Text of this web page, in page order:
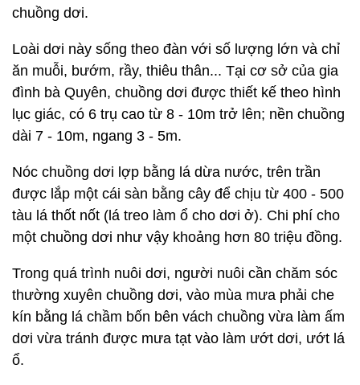
chuồng dơi.
Loài dơi này sống theo đàn với số lượng lớn và chỉ
ăn muỗi, bướm, rầy, thiêu thân... Tại cơ sở của gia
đình bà Quyên, chuồng dơi được thiết kế theo hình
lục giác, có 6 trụ cao từ 8 - 10m trở lên; nền chuồng
dài 7 - 10m, ngang 3 - 5m.
Nóc chuồng dơi lợp bằng lá dừa nước, trên trần
được lắp một cái sàn bằng cây để chịu từ 400 - 500
tàu lá thốt nốt (lá treo làm ổ cho dơi ở). Chi phí cho
một chuồng dơi như vậy khoảng hơn 80 triệu đồng.
Trong quá trình nuôi dơi, người nuôi cần chăm sóc
thường xuyên chuồng dơi, vào mùa mưa phải che
kín bằng lá chầm bốn bên vách chuồng vừa làm ấm
dơi vừa tránh được mưa tạt vào làm ướt dơi, ướt lá
ổ.